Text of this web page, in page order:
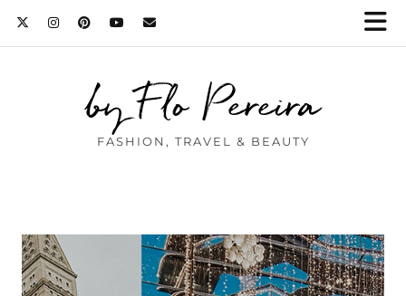
by Flo Pereira
FASHION, TRAVEL & BEAUTY